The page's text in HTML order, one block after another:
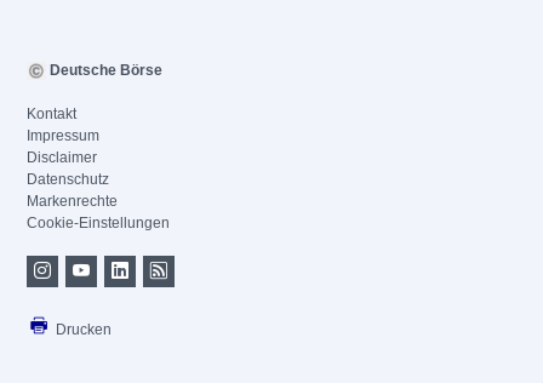
Deutsche Börse
Kontakt
Impressum
Disclaimer
Datenschutz
Markenrechte
Cookie-Einstellungen
Drucken